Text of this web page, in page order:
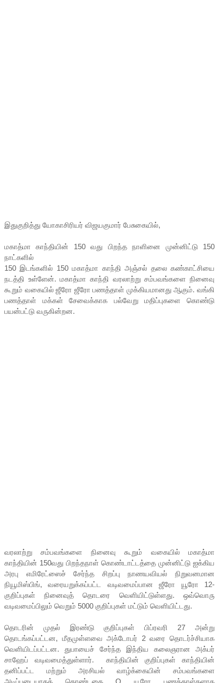
இதுகுறித்து யோகாசிரியர் விஜயகுமார் பேசுகையில்,
மகாத்மா காந்தியின் 150 வது பிறந்த நாளினை முன்னிட்டு 150
நாட்களில்
150 இடங்களில் 150 மகாத்மா காந்தி அஞ்சல் தலை கண்காட்சியை
நடத்தி உள்ளேன். மகாத்மா காந்தி வரலாற்று சம்பவங்களை நினைவு
கூறும் வகையில் ஜீரோ ஜீரோ பணத்தாள் முக்கியமானது ஆகும். வங்கி
பணத்தாள் மக்கள் சேவைக்காக பல்வேறு மதிப்புகளை கொண்டு
பயன்பட்டு வருகின்றன.
வரலாற்று சம்பவங்களை நினைவு கூறும் வகையில் மகாத்மா
காந்தியின் 150வது பிறந்தநாள் கொண்டாட்டத்தை முன்னிட்டு ஐக்கிய
அரபு எமிரேட்ஸைச் சேர்ந்த சிறப்பு நாணயவியல் நிறுவனமான
நியூமிஸ்பிங், வரையறுக்கப்பட்ட வடிவமைப்பான ஜீரோ யூரோ 12-
குறிப்புகள் நினைவுத் தொடரை வெளியிட்டுள்ளது. ஒவ்வொரு
வடிவமைப்பிலும் வெறும் 5000 குறிப்புகள் மட்டும் வெளியிட்டது.
தொடரின் முதல் இரண்டு குறிப்புகள் பிப்ரவரி 27 அன்று
தொடங்கப்பட்டன, மீதமுள்ளவை அக்டோபர் 2 வரை தொடர்ச்சியாக
வெளியிடப்பட்டன. துபாயைச் சேர்ந்த இந்திய கலைஞரான அக்பர்
சாஹேப் வடிவமைத்துள்ளார். காந்தியின் குறிப்புகள் காந்தியின்
தனிப்பட்ட மற்றும் அரசியல் வாழ்க்கையின் சம்பவங்களை
அடிப்படையாகக் கொண்டதை O யூரோ பணத்தாள்களாக